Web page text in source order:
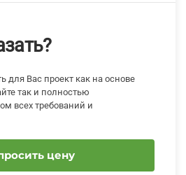
для Вас проект как на основе
так и полностью
всех требований и
цену